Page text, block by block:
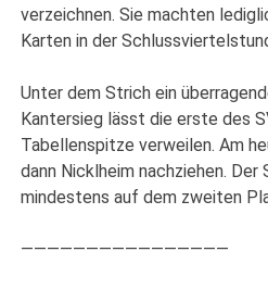
verzeichnen. Sie machten
Karten in der
Unter dem Strich ein
Kantersieg lässt die erste des
Tabellenspitze verweilen. Am
dann Nicklheim nachziehen.
mindestens auf dem zweiten
————————————————